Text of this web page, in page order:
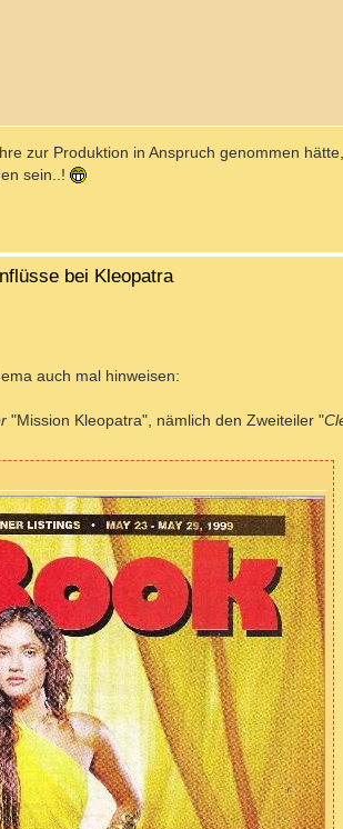
zur Produktion in Anspruch genommen
sein..!
bei Kleopatra
auch mal hinweisen:
"Mission Kleopatra", nämlich den Zweiteiler "